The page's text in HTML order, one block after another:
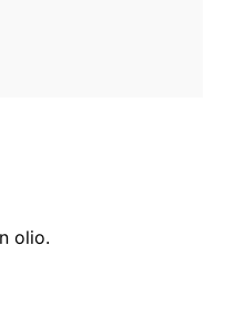
olio.